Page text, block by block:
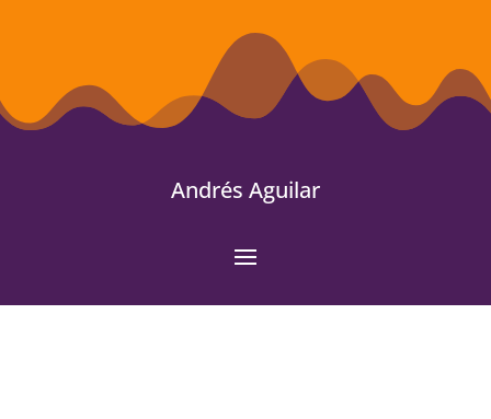
Andrés Aguilar